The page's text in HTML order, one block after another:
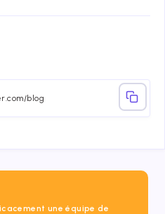
une équipe de